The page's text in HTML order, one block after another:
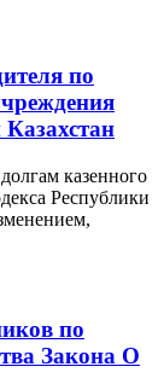
по
казенного
Республики
по
Закона О